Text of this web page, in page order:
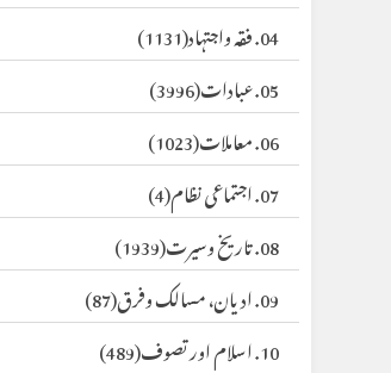
04. فقہ واجتہاد
(1131)
05. عبادات
(3996)
06. معاملات
(1023)
07. اجتماعی نظام
(4)
08. تاریخ وسیرت
(1939)
09. ادیان، مسالک وفرق
(87)
10. اسلام اور تصوف
(489)